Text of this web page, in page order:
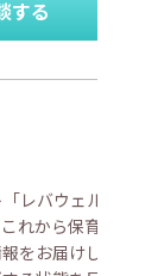
する
レバウェル保
れから保育士
をお届けしま